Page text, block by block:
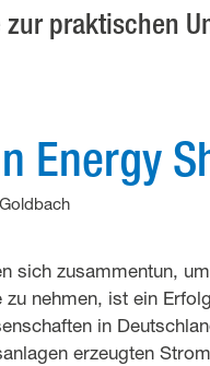
zur praktischen
Energy
sich zusammentun,
zu nehmen, ist ein
in
erzeugten